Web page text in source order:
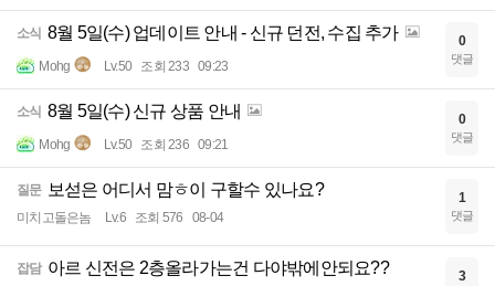
소식 8월 5일(수) 업데이트 안내 - 신규 던전, 수집 추가
Mohg Lv.50 조회 233 09:23
0
댓글
소식 8월 5일(수) 신규 상품 안내
Mohg Lv.50 조회 236 09:21
0
댓글
질문 보섣은 어디서 맘ㅎ이 구할수 있나요?
미치고돌은놈 Lv.6 조회 576 08-04
1
댓글
잡담 아르 신전은 2층올라가는건 다야밖에안되요?? 3